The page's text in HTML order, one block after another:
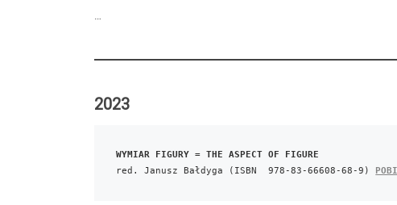
2023
WYMIAR FIGURY = THE ASPECT OF FIGURE
red. Janusz Bałdyga
(ISBN  978-83-66608-68-9)